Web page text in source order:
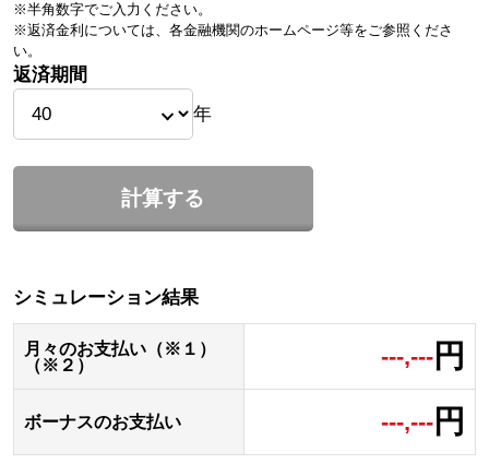
※半角数字でご入力ください。
※返済金利については、各金融機関のホームページ等をご参照くださ
い。
返済期間
年
計算する
シミュレーション結果
月々のお支払い（※１）
（※２）
---,---円
ボーナスのお支払い ---,---円